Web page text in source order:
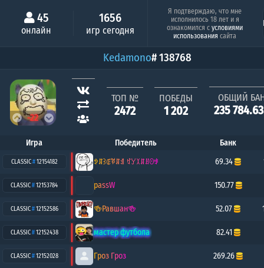
45
онлайн
1656
игр сегодня
Минимальный шанс
Отсоси!
3.76%
Я подтверждаю, что мне
исполнилось 18 лет и я
ознакомился сусловиями
использования сайта
Kedamono# 138768
-22
ТОП №
2472
ПОБЕДЫ
1 202
ОБЩИЙ
235
Игра Победитель Банк
CLASSIC#12154182 ꉣꁲ꒱ꂅꃥꁲꀊ ꃏꌦꉧꁲꍬꏿꃃ 69.34
CLASSIC#12153784 passW 150.77
CLASSIC#12152586 🍻Равшан🍻 52.07
CLASSIC#12152438 мастер футбола 82.41
CLASSIC#12152028 Гроз Гроз 269.26